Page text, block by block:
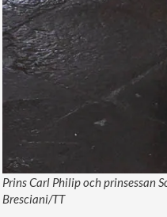
Prins Carl Philip och prinsessan
Bresciani/TT